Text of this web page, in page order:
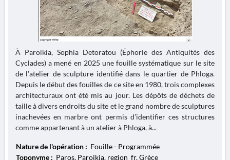
À Paroikia, Sophia Detoratou (Éphorie des Antiquités des
Cyclades) a mené en 2025 une fouille systématique sur le site
de l’atelier de sculpture identifié dans le quartier de Phloga.
Depuis le début des fouilles de ce site en 1980, trois complexes
architecturaux ont été mis au jour. Les dépôts de déchets de
taille à divers endroits du site et le grand nombre de sculptures
inachevées en marbre ont permis d’identifier ces structures
comme appartenant à un atelier à Phloga, à...
Nature de l'opération : Fouille - Programmée
Toponyme : Paros, Paroikia, region_fr, Grèce